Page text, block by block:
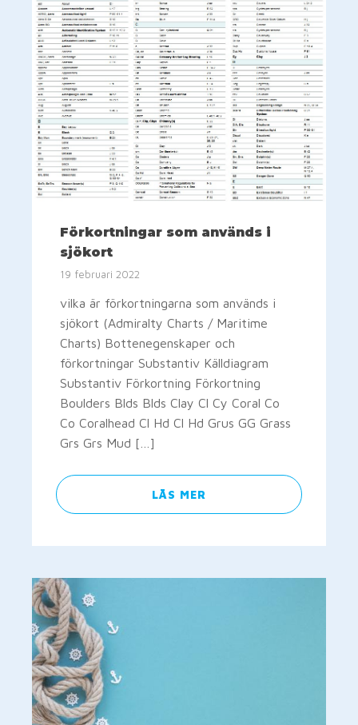
Förkortningar som används i
sjökort
19 februari 2022
vilka är förkortningarna som används i
sjökort (Admiralty Charts / Maritime
Charts) Bottenegenskaper och
förkortningar Substantiv Källdiagram
Substantiv Förkortning Förkortning
Boulders Blds Blds Clay Cl Cy Coral Co
Co Coralhead Cl Hd Cl Hd Grus GG Grass
Grs Grs Mud […]
LÄS MER